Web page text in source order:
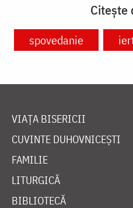
Citește
spovedanie
VIAȚA BISERICII
CUVINTE DUHOVNICEȘTI
FAMILIE
LITURGICĂ
BIBLIOTECĂ